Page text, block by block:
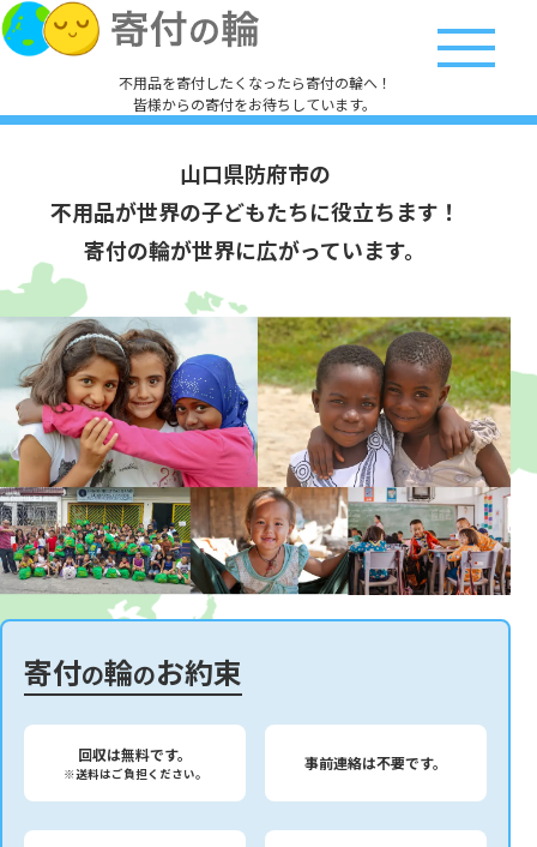
不用品を寄付したくなったら寄付の輪へ！
皆様からの寄付をお待ちしています。
山口県防府市の
不用品が世界の子どもたちに役立ちます！
寄付の輪が世界に広がっています。
寄付の輪のお約束
回収は無料です。
※送料はご負担ください。
事前連絡は不要です。